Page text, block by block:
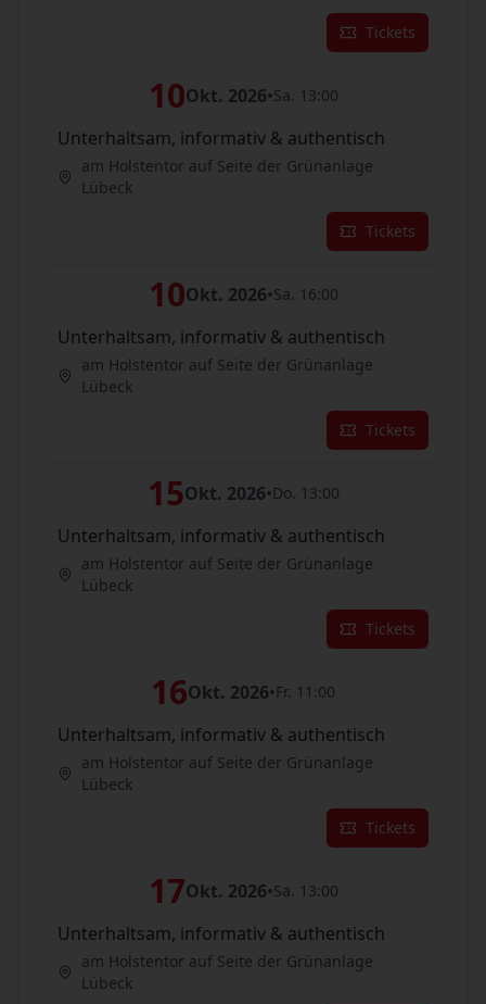
Tickets
10Okt. 2026•Sa. 13:00
Unterhaltsam, informativ & authentisch
am Holstentor auf Seite der Grünanlage
Lübeck
Tickets
10Okt. 2026•Sa. 16:00
Unterhaltsam, informativ & authentisch
am Holstentor auf Seite der Grünanlage
Lübeck
Tickets
15Okt. 2026•Do. 13:00
Unterhaltsam, informativ & authentisch
am Holstentor auf Seite der Grünanlage
Lübeck
Tickets
16Okt. 2026•Fr. 11:00
Unterhaltsam, informativ & authentisch
am Holstentor auf Seite der Grünanlage
Lübeck
Tickets
17Okt. 2026•Sa. 13:00
Unterhaltsam, informativ & authentisch
am Holstentor auf Seite der Grünanlage
Lübeck